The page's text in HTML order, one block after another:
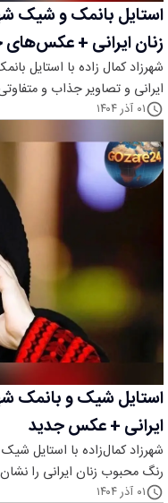
استایل بانمک و شیک
زنان ایرانی +
شهرزاد کمال زاده با استایل
ایرانی و تصاویر جذاب و
۰۱ آذر ۱۴۰۴
استایل شیک و بانمک
ایرانی + عکس جدید
شهرزاد کمال‌زاده با استایل
رنگ محبوب زنان ایرانی را
۰۱ آذر ۱۴۰۴